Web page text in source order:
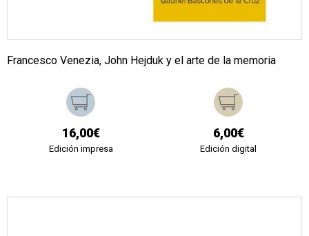
Francesco Venezia, John Hejduk y el arte de la memoria
16,00€
Edición impresa
6,00€
Edición digital